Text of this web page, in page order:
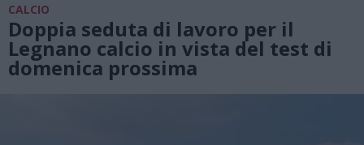
CALCIO
Doppia seduta di lavoro per il
Legnano calcio in vista del test di
domenica prossima